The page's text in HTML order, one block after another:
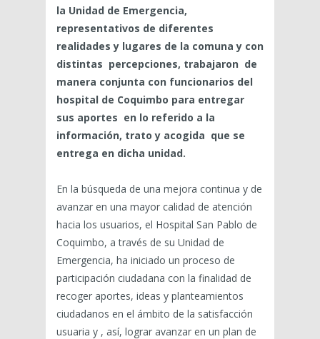
la Unidad de Emergencia,
representativos de diferentes
realidades y lugares de la comuna y con
distintas percepciones, trabajaron de
manera conjunta con funcionarios del
hospital de Coquimbo para entregar
sus aportes en lo referido a la
información, trato y acogida que se
entrega en dicha unidad.
En la búsqueda de una mejora continua y de
avanzar en una mayor calidad de atención
hacia los usuarios, el Hospital San Pablo de
Coquimbo, a través de su Unidad de
Emergencia, ha iniciado un proceso de
participación ciudadana con la finalidad de
recoger aportes, ideas y planteamientos
ciudadanos en el ámbito de la satisfacción
usuaria y , así, lograr avanzar en un plan de